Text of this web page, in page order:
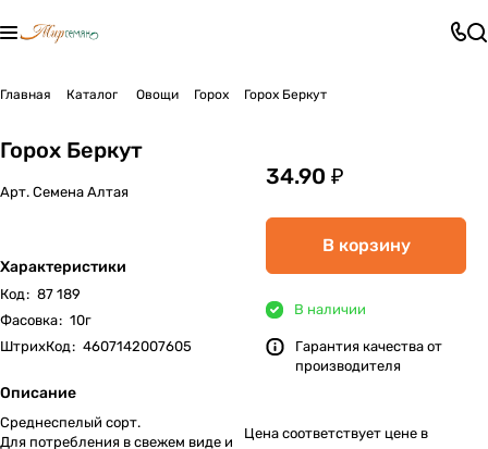
Главная Каталог Овощи Горох Горох Беркут
Горох Беркут
Арт. Семена Алтая
Характеристики
Код: 87 189
Фасовка: 10г
ШтрихКод: 4607142007605
Описание
Среднеспелый сорт.
Для потребления в свежем виде и
34.90 ₽
В корзину
В наличии
Гарантия качества от
производителя
Цена соответствует цене в